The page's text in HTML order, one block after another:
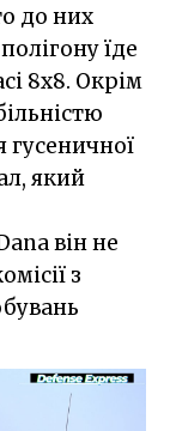
до них
їде
8х8. Окрім
гусеничної
який
він не
з